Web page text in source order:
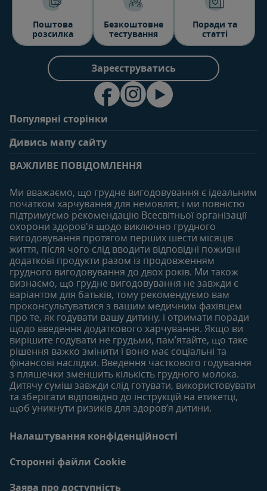
Поштова
розсилка
Безкоштовне
тестування
Поради та
статті
Зареєструватись
Популярні сторінки
Поширені запитання
Особистий кабінет
Придбати
Наші бренди
Безкоштовні тестування
Дивись мапу сайту
Статті
Статті
6-12 місяців
Статті
Продукти
12-18 місяців
Статті
Продукти
18-24 місяців
Статті
Продукти
ВАЖЛИВЕ ПОВІДОМЛЕННЯ
Ми вважаємо, що грудне вигодовування є ідеальним
початком харчування для немовлят, і ми повністю
підтримуємо рекомендацію Всесвітньої організації
охорони здоров'я щодо виключно грудного
вигодовування протягом перших шести місяців
життя, після чого слід вводити відповідні поживні
додаткові продукти разом із продовженням
грудного вигодовування до двох років. Ми також
визнаємо, що грудне вигодовування не завжди є
варіантом для батьків, тому рекомендуємо вам
проконсультуватися з вашим медичним фахівцем
про те, як годувати вашу дитину, і отримати поради
щодо введення додаткового харчування. Якщо ви
вирішите годувати не грудьми, пам’ятайте, що таке
рішення важко змінити і воно має соціальні та
фінансові наслідки. Введення часткового годування
з пляшечки зменшить кількість грудного молока.
Дитячу суміш завжди слід готувати, використовувати
та зберігати відповідно до інструкцій на етикетці,
щоб уникнути ризиків для здоров’я дитини.
Налаштування конфіденційності
Сторонні файли Cookie
Заява про доступність